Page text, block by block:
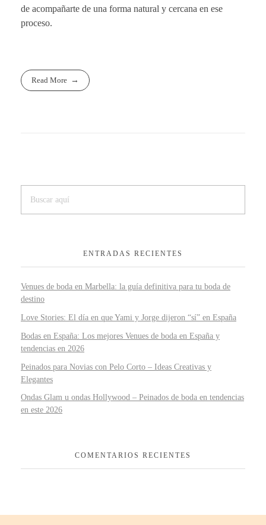
de acompañarte de una forma natural y cercana en ese
proceso.
Read More
ENTRADAS RECIENTES
Venues de boda en Marbella: la guía definitiva para tu boda de
destino
Love Stories: El día en que Yami y Jorge dijeron “sí” en España
Bodas en España: Los mejores Venues de boda en España y
tendencias en 2026
Peinados para Novias con Pelo Corto – Ideas Creativas y
Elegantes
Ondas Glam u ondas Hollywood – Peinados de boda en tendencias
en este 2026
COMENTARIOS RECIENTES